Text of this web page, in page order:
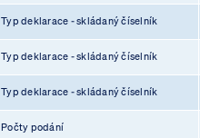
Typ deklarace - skládaný číselník
Typ deklarace - skládaný číselník
Typ deklarace - skládaný číselník
Počty podání